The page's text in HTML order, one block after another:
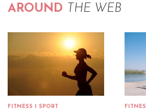
AROUND THE WEB
FITNESS I SPORT